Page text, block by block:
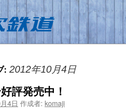
: 2012年10月4日
評発売中！
4日 作成者: komaji